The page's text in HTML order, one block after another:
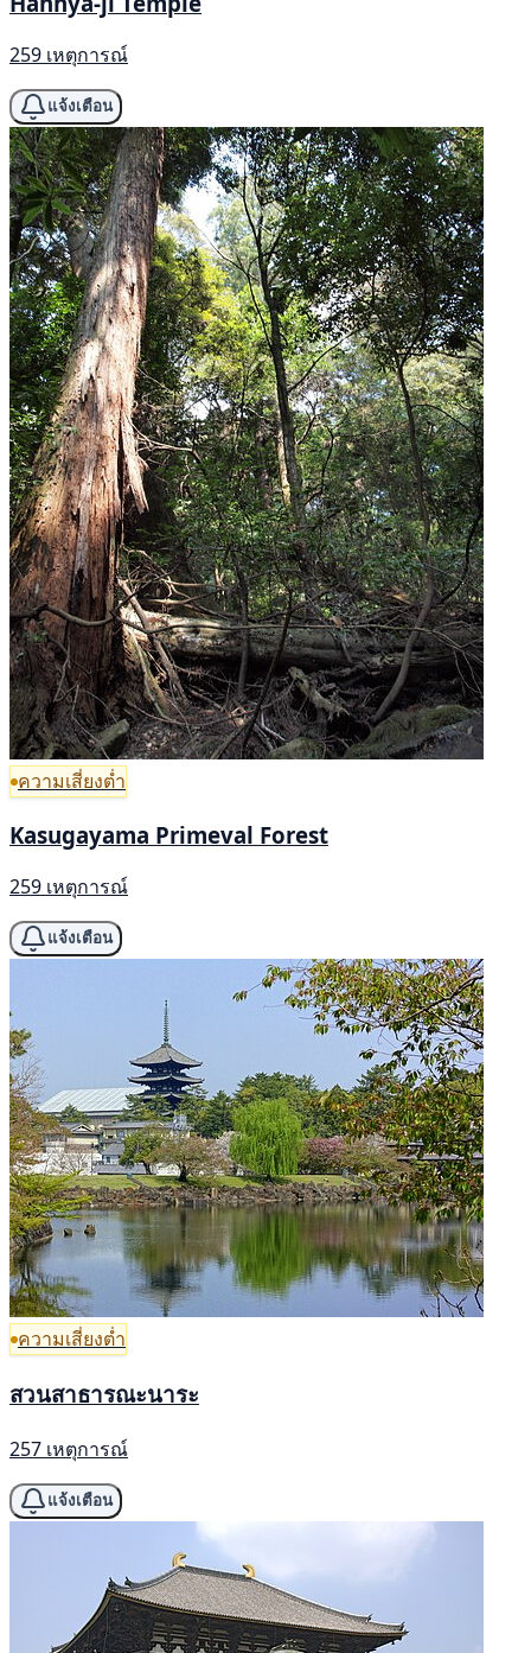
259 เหตุการณ์
แจ้งเตือน
ความเสี่ยงต่ำ
Kasugayama Primeval Forest
259 เหตุการณ์
แจ้งเตือน
ความเสี่ยงต่ำ
สวนสาธารณะนาระ
257 เหตุการณ์
แจ้งเตือน